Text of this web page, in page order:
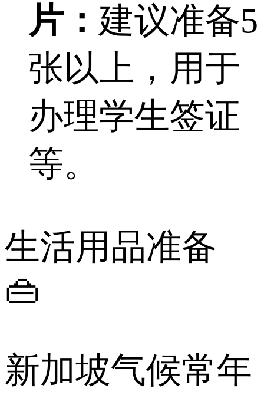
片： 建议准备5
张以上，用于
办理学生签证
等。
生活用品准备
👜
新加坡气候常年